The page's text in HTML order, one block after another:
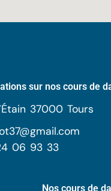
Nos cours de
sur nos cours de
37000 Tours
06 93 33